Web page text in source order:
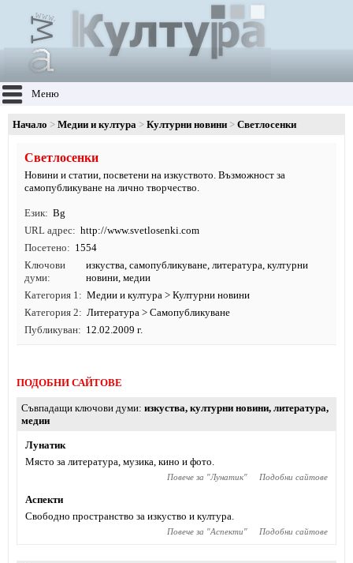
Меню
Начало Медии и култура Културни новини Светлосенки
Светлосенки
Новини и статии, посветени на изкуството. Възможност за
самопубликуване на лично творчество.
Език
Bg
URL адрес
http://www.svetlosenki.com
Посетено
1554
Ключови
думи
изкуства,самопубликуване,литература,културни
новини,медии
Категория 1
Медии и култура > Културни новини
Категория 2
Литература > Самопубликуване
Публикуван
12.02.2009 г.
ПОДОБНИ САЙТОВЕ
Съвпадащи ключови думи изкуства, културни новини, литература,
медии
Лунатик
Място за литература, музика, кино и фото.
Повече за "Лунатик" Подобни сайтове
Аспекти
Свободно пространство за изкуство и култура.
Повече за "Аспекти" Подобни сайтове